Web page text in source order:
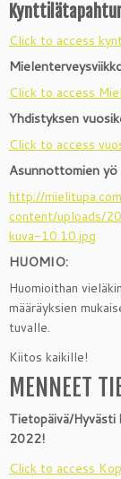
Click to access
Click to access
Yhdistyksen
Click to access
Asunnottomien yö
http://
content/uploads/
kuva-10.10.jpg
HUOMIO:
Huomioithan
määräyksien
tuvalle.
Kiitos kaikille!
MENNEET
Tietopäivä/Hyvästi
2022!
Click to access